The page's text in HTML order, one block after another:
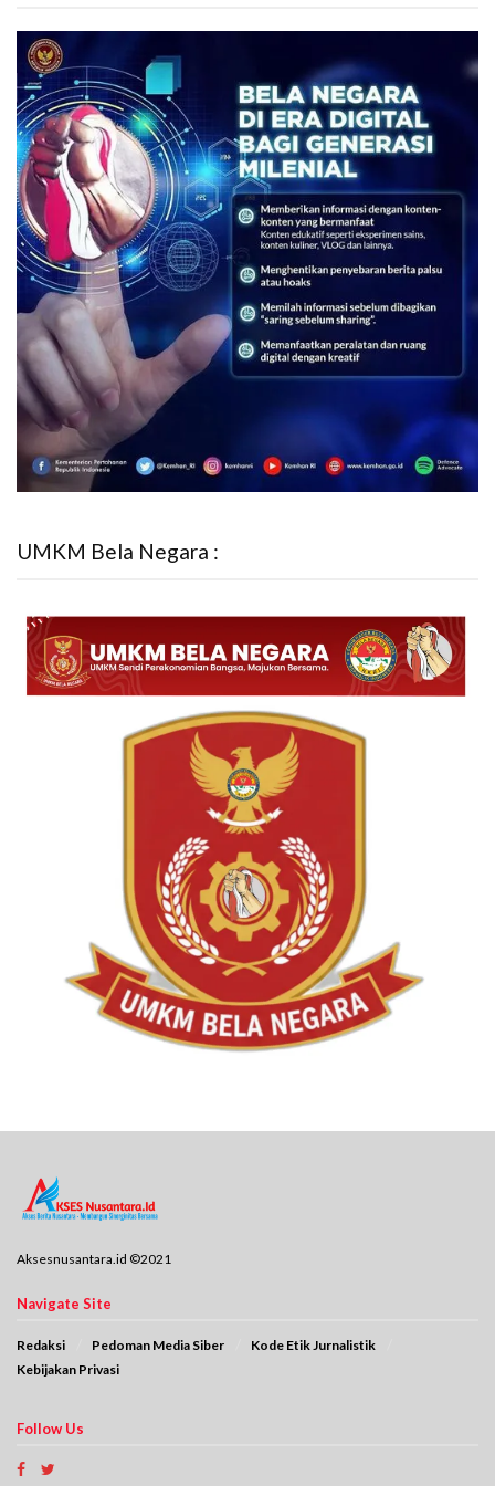
UMKM Bela Negara :
Aksesnusantara.id ©2021
Navigate Site
Redaksi Pedoman Media Siber
Kode Etik Jurnalistik
Kebijakan Privasi
Follow Us